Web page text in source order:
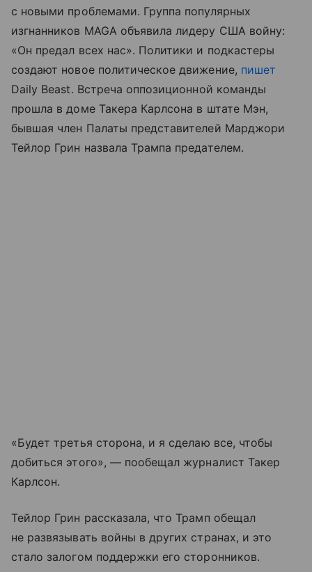
с новыми проблемами. Группа популярных
изгнанников MAGA объявила лидеру США войну:
«Он предал всех нас». Политики и подкастеры
создают новое политическое движение, пишет
Daily Beast. Встреча оппозиционной команды
прошла в доме Такера Карлсона в штате Мэн,
бывшая член Палаты представителей Марджори
Тейлор Грин назвала Трампа предателем.
«Будет третья сторона, и я сделаю все, чтобы
добиться этого», — пообещал журналист Такер
Карлсон.
Тейлор Грин рассказала, что Трамп обещал
не развязывать войны в других странах, и это
стало залогом поддержки его сторонников.